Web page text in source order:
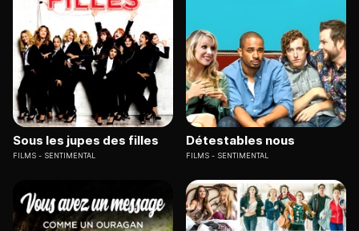
Sous les jupes des filles
FILMS SENTIMENTAL
Détestables nous
FILMS SENTIMENTAL